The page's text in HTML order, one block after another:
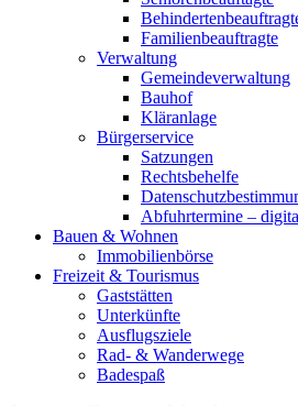
Familienbeauftragte
Verwaltung
Gemeindeverwaltung
Bauhof
Kläranlage
Bürgerservice
Satzungen
Rechtsbehelfe
Abfuhrtermine –
Bauen & Wohnen
Immobilienbörse
Freizeit & Tourismus
Gaststätten
Unterkünfte
Ausflugsziele
Rad- & Wanderwege
Badespaß